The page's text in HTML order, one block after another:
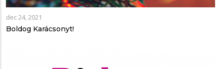
dec 24, 2021
Boldog Karácsonyt!